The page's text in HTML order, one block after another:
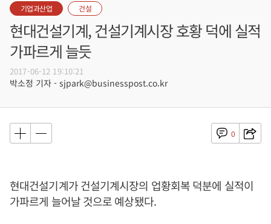
기업과산업 건설
현대건설기계, 건설기계시장 호황 덕에 실적
가파르게 늘듯
2017-06-12 19:10:21
박소정 기자 - sjpark@businesspost.co.kr
0
현대건설기계가 건설기계시장의 업황회복 덕분에 실적이
가파르게 늘어날 것으로 예상됐다.